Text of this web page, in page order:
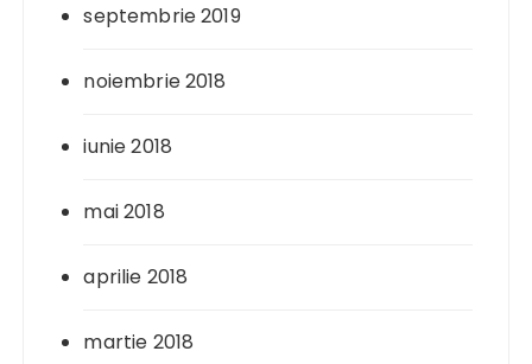
septembrie 2019
noiembrie 2018
iunie 2018
mai 2018
aprilie 2018
martie 2018